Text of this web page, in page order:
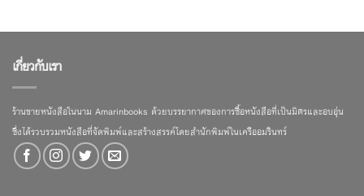
เกี่ยวกับเรา
ร้านขายหนังสือในนาม Amarinbooks ด้วยบรรยากาศของการซื้อหนังสือที่เป็นมิตรและอบอุ่น
ซึ่งได้รวบรวมหนังสือที่จัดพิมพ์และสร้างสรรค์โดยสำนักพิมพ์ในเครืออมรินทร์